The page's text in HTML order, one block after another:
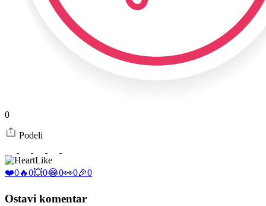
0
Podeli
Like
❤️0🔥0💥0😂0👀0🎉0
Ostavi komentar